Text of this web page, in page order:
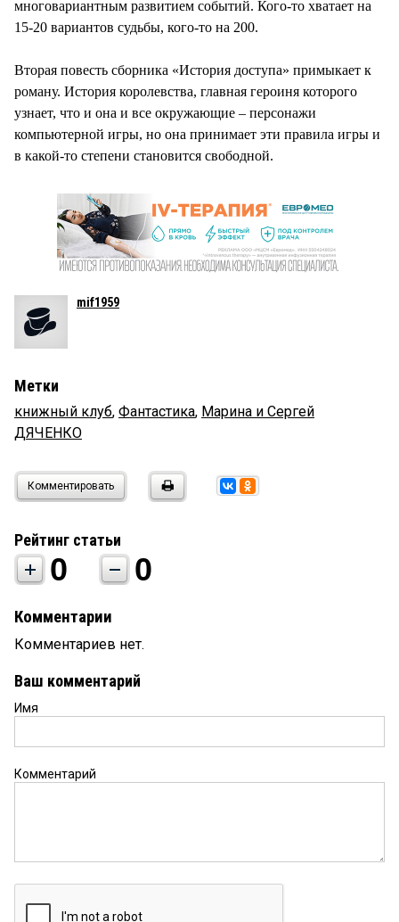
многовариантным развитием событий. Кого-то хватает на
15-20 вариантов судьбы, кого-то на 200.
Вторая повесть сборника «История доступа» примыкает к
роману. История королевства, главная героиня которого
узнает, что и она и все окружающие – персонажи
компьютерной игры, но она принимает эти правила игры и
в какой-то степени становится свободной.
mif1959
Метки
книжный клуб, Фантастика, Марина и Сергей
ДЯЧЕНКО
Комментировать
Рейтинг статьи
0 0
Комментарии
Комментариев нет.
Ваш комментарий
Имя
Комментарий